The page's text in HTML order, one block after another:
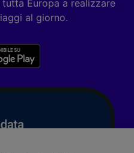
Europa a realizzare
al giorno.